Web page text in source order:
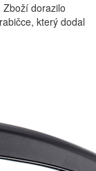
Zboží dorazilo
který dodal